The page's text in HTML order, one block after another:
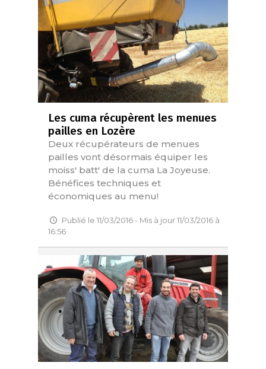
Les cuma récupèrent les menues
pailles en Lozère
Deux récupérateurs de menues
pailles vont désormais équiper les
moiss' batt' de la cuma La Joyeuse.
Bénéfices techniques et
économiques au menu!
Publié le 11/03/2016 - Mis à jour 11/03/2016 à
16:56